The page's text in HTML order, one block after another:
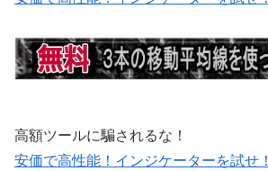
高額ツールに騙されるな！
安価で高性能！インジケーターを試せ！